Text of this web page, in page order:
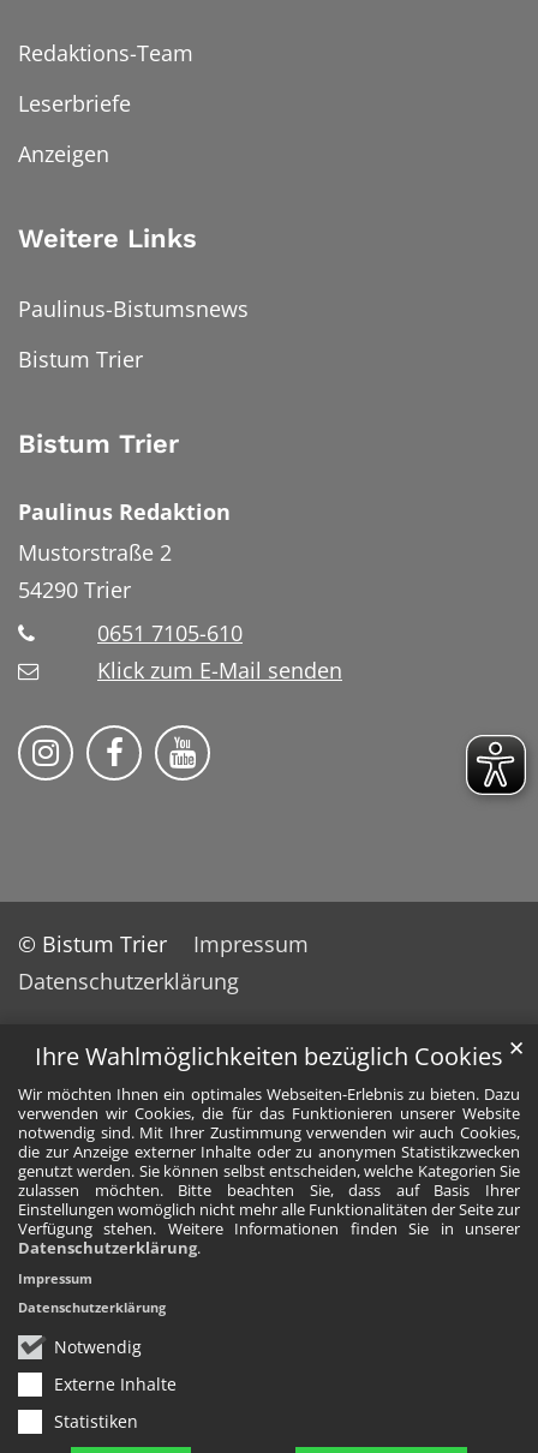
Ihre Wahlmöglichkeiten bezüglich Cookies
Wir möchten Ihnen ein optimales Webseiten-Erlebnis zu bieten. Dazu
verwenden wir Cookies, die für das Funktionieren unserer Website
notwendig sind. Mit Ihrer Zustimmung verwenden wir auch Cookies,
die zur Anzeige externer Inhalte oder zu anonymen Statistikzwecken
genutzt werden. Sie können selbst entscheiden, welche Kategorien Sie
zulassen möchten. Bitte beachten Sie, dass auf Basis Ihrer
Einstellungen womöglich nicht mehr alle Funktionalitäten der Seite zur
Verfügung stehen. Weitere Informationen finden Sie in unserer
Datenschutzerklärung.
Notwendig
Externe Inhalte
Statistiken
✕
Impressum
Datenschutzerklärung
Redaktions-Team
Leserbriefe
Anzeigen
Weitere Links
Paulinus-Bistumsnews
Bistum Trier
Bistum Trier
Paulinus Redaktion
Mustorstraße 2
54290 Trier
0651 7105-610
Klick zum E-Mail senden
Bistum Trier auf Instragram
Bistum Trier auf Facebook
Bistum Trier auf YouTube
© Bistum Trier
Impressum
Datenschutzerklärung